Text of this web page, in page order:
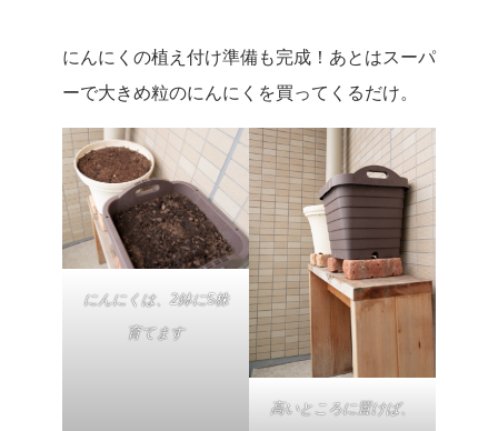
にんにくの植え付け準備も完成！あとはスーパ
ーで大きめ粒のにんにくを買ってくるだけ。
にんにくは、2鉢に5株
育てます
高いところに置けば、